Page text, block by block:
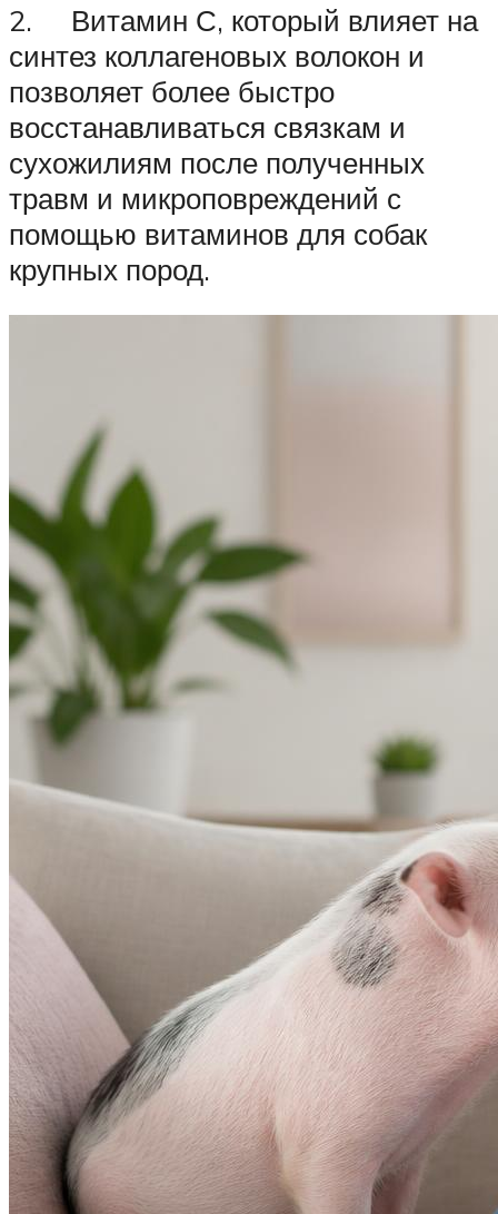
2. Витамин С, который влияет на
синтез коллагеновых волокон и
позволяет более быстро
восстанавливаться связкам и
сухожилиям после полученных
травм и микроповреждений с
помощью витаминов для собак
крупных пород.